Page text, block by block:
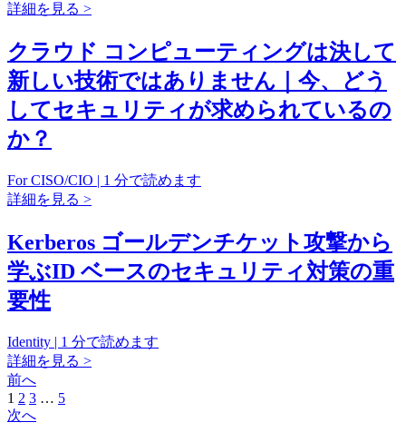
詳細を見る >
クラウド コンピューティングは決して
新しい技術ではありません｜今、どう
してセキュリティが求められているの
か？
For CISO/CIO | 1 分で読めます
詳細を見る >
Kerberos ゴールデンチケット攻撃から
学ぶID ベースのセキュリティ対策の重
要性
Identity | 1 分で読めます
詳細を見る >
前へ
1 2 3 … 5
次へ